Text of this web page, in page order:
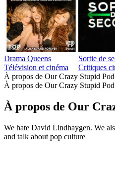
Drama Queens
Télévision et cinéma
Sortie de
Critiques
À propos de Our Crazy Stupid
À propos de Our Crazy Stupid
À propos de Our
We hate David Lindhaygen. We
and talk about pop culture